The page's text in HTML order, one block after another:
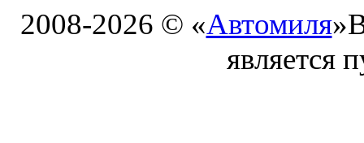
2008-2026 © «Автомиля»
является